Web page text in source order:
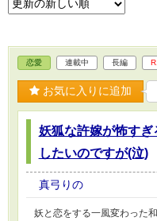
恋愛 連載中 長編
お気に入りに追加
妖狐な許嫁が怖す
したいのですが(泣)
真弓りの
妖と恋をする一風変わった